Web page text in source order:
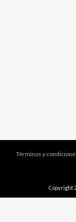
Términos y
Copyright